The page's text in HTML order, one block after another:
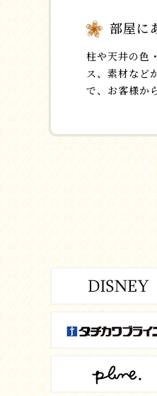
部屋に
柱や天井の色
ス、素材など
で、お客様か